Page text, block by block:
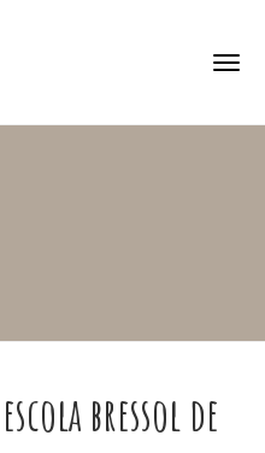
bressol de